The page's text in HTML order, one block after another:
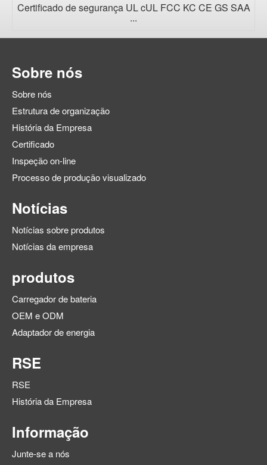
Certificado de segurança UL cUL FCC KC CE GS SAA
...
Sobre nós
Sobre nós
Estrutura de organização
História da Empresa
Certificado
Inspeção on-line
Processo de produção visualizado
Notícias
Notícias sobre produtos
Notícias da empresa
produtos
Carregador de bateria
OEM e ODM
Adaptador de energia
RSE
RSE
História da Empresa
Informação
Junte-se a nós